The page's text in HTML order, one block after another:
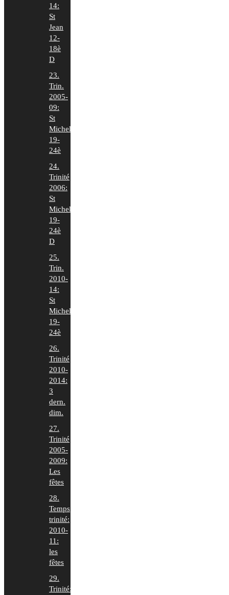
14:
St
Jean
12-
18è
D
23.
Trin.
2005-
09:
St
Michel
19-
24è
24.
Trinité
2006:
St
Michel
19-
24è
D
25.
Trin.
2010-
14:
St
Michel
19-
24è
26.
Trinité
2010-
2014:
3
dern.
dim.
27.
Trinité
2005-
2009:
Les
fêtes
28.
Temps
trinité:
2010-
11:
les
fêtes
29.
Trinité: